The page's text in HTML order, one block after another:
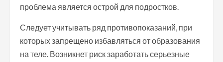
проблема является острой для подростков.
Следует учитывать ряд противопоказаний, при
которых запрещено избавляться от образования
на теле. Возникнет риск заработать серьезные